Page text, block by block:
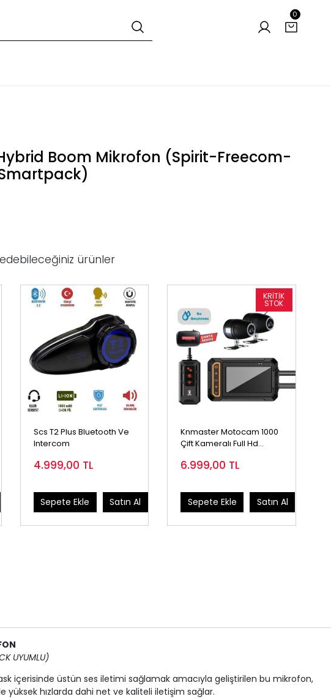
0
Boom Mikrofon (Spirit-Freecom-
ürünler
Scs T2 Plus Bluetooth Ve
Intercom
4.999,00 TL
Sepete Ekle Satın Al
Knmaster Motocam 1000
Çift Kameralı Full Hd
6.999,00 TL
Sepete Ekle Satın Al
UYUMLU)
içerisinde üstün ses iletimi sağlamak amacıyla geliştirilen bu mikrofon,
yüksek hızlarda dahi net ve kaliteli iletişim sağlar.